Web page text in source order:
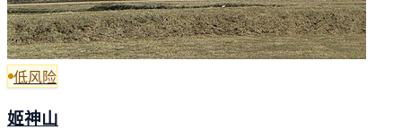
低风险
姬神山